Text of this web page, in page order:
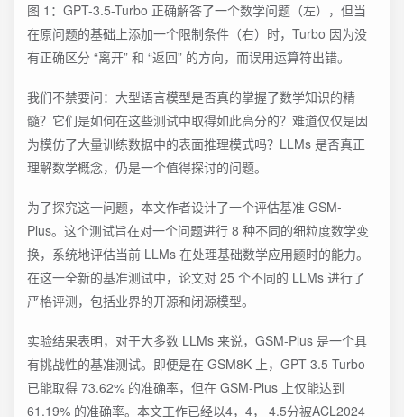
图 1：GPT-3.5-Turbo 正确解答了一个数学问题（左），但当
在原问题的基础上添加一个限制条件（右）时，Turbo 因为没
有正确区分 “离开” 和 “返回” 的方向，而误用运算符出错。
我们不禁要问：大型语言模型是否真的掌握了数学知识的精
髓？它们是如何在这些测试中取得如此高分的？难道仅仅是因
为模仿了大量训练数据中的表面推理模式吗？LLMs 是否真正
理解数学概念，仍是一个值得探讨的问题。
为了探究这一问题，本文作者设计了一个评估基准 GSM-
Plus。这个测试旨在对一个问题进行 8 种不同的细粒度数学变
换，系统地评估当前 LLMs 在处理基础数学应用题时的能力。
在这一全新的基准测试中，论文对 25 个不同的 LLMs 进行了
严格评测，包括业界的开源和闭源模型。
实验结果表明，对于大多数 LLMs 来说，GSM-Plus 是一个具
有挑战性的基准测试。即便是在 GSM8K 上，GPT-3.5-Turbo
已能取得 73.62% 的准确率，但在 GSM-Plus 上仅能达到
61.19% 的准确率。本文工作已经以4，4， 4.5分被ACL2024